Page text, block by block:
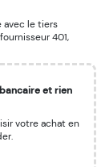
avec le tiers
401,
et rien
votre achat en